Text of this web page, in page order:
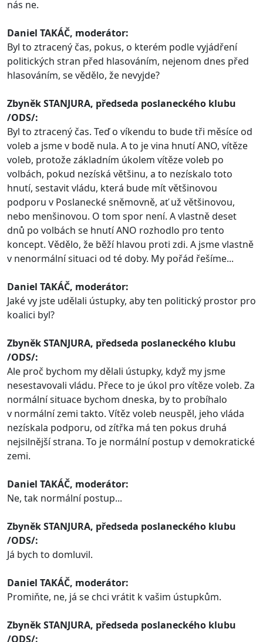
nás ne.
Daniel TAKÁČ, moderátor:
Byl to ztracený čas, pokus, o kterém podle vyjádření
politických stran před hlasováním, nejenom dnes před
hlasováním, se vědělo, že nevyjde?
Zbyněk STANJURA, předseda poslaneckého klubu
/ODS/:
Byl to ztracený čas. Teď o víkendu to bude tři měsíce od
voleb a jsme v bodě nula. A to je vina hnutí ANO, vítěze
voleb, protože základním úkolem vítěze voleb po
volbách, pokud nezíská většinu, a to nezískalo toto
hnutí, sestavit vládu, která bude mít většinovou
podporu v Poslanecké sněmovně, ať už většinovou,
nebo menšinovou. O tom spor není. A vlastně deset
dnů po volbách se hnutí ANO rozhodlo pro tento
koncept. Vědělo, že běží hlavou proti zdi. A jsme vlastně
v nenormální situaci od té doby. My pořád řešíme...
Daniel TAKÁČ, moderátor:
Jaké vy jste udělali ústupky, aby ten politický prostor pro
koalici byl?
Zbyněk STANJURA, předseda poslaneckého klubu
/ODS/:
Ale proč bychom my dělali ústupky, když my jsme
nesestavovali vládu. Přece to je úkol pro vítěze voleb. Za
normální situace bychom dneska, by to probíhalo
v normální zemi takto. Vítěz voleb neuspěl, jeho vláda
nezískala podporu, od zítřka má ten pokus druhá
nejsilnější strana. To je normální postup v demokratické
zemi.
Daniel TAKÁČ, moderátor:
Ne, tak normální postup...
Zbyněk STANJURA, předseda poslaneckého klubu
/ODS/:
Já bych to domluvil.
Daniel TAKÁČ, moderátor:
Promiňte, ne, já se chci vrátit k vašim ústupkům.
Zbyněk STANJURA, předseda poslaneckého klubu
/ODS/: